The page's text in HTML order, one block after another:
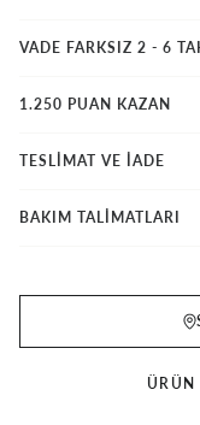
VADE FARKSIZ 2 - 6
1.250 PUAN KAZAN
TESLİMAT VE İADE
BAKIM TALİMATLARI